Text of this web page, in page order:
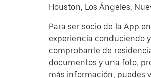
Houston, Los Ángeles,
Para ser socio de la App
experiencia conduciendo
comprobante de
documentos y una foto,
más información, puedes